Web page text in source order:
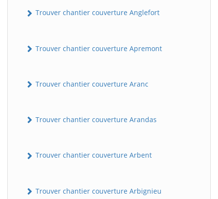
Trouver chantier couverture Anglefort
Trouver chantier couverture Apremont
Trouver chantier couverture Aranc
Trouver chantier couverture Arandas
Trouver chantier couverture Arbent
Trouver chantier couverture Arbignieu